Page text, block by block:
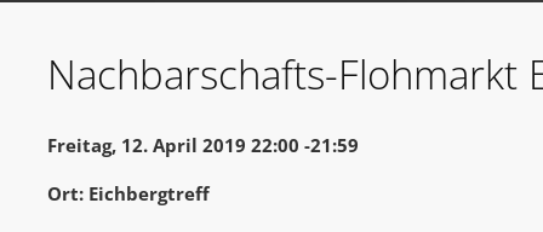
Nachbarschafts-Flohmarkt
Freitag, 12. April 2019 22:00 -21:59
Ort: Eichbergtreff